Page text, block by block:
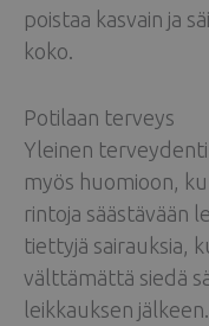
poistaa kasvain ja
koko.
Potilaan terveys
Yleinen
myös huomioon,
rintoja säästävään
tiettyjä sairauksia,
välttämättä siedä
leikkauksen jälkeen.